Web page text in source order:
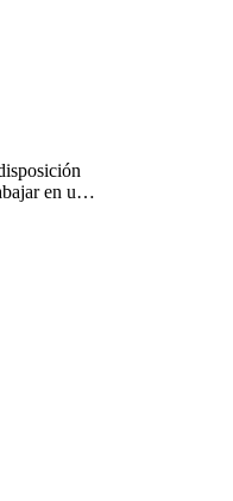
en uno.